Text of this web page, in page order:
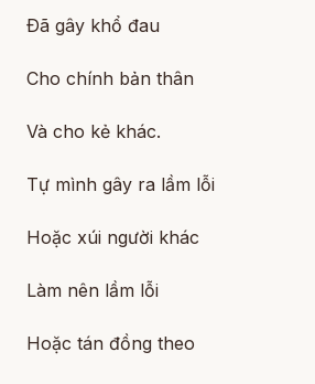
Ðã gây khổ đau
Cho chính bản thân
Và cho kẻ khác.
Tự mình gây ra lầm lỗi
Hoặc xúi người khác
Làm nên lầm lỗi
Hoặc tán đồng theo